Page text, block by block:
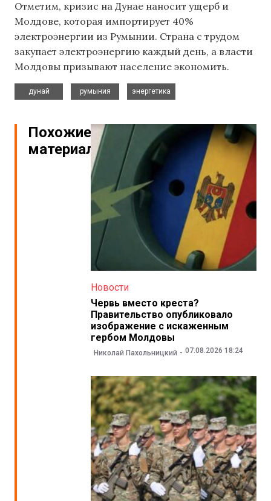
Отметим, кризис на Дунае наносит ущерб и
Молдове, которая импортирует 40%
электроэнергии из Румынии. Страна с трудом
закупает электроэнергию каждый день, а власти
Молдовы призывают население экономить.
дунай
румыния
энергетика
Похожие
материалы
Новости
Червь вместо креста?
Правительство опубликовало
изображение с искаженным
гербом Молдовы
Николай Пахольницкий 07.08.2026 18:24